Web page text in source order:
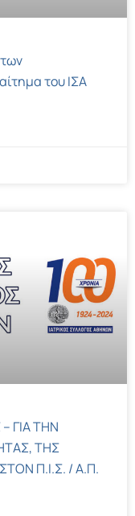
του ΙΣΑ
ΓΙΑ ΤΗΝ
ΤΗΣ
Π.Ι.Σ. / Α.Π.